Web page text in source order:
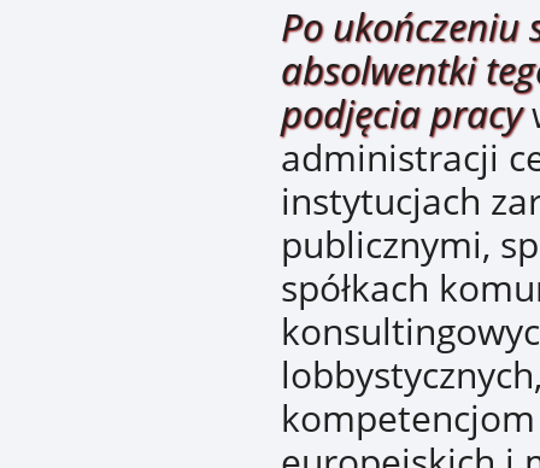
Po ukończeniu
absolwentki
podjęcia pracy
administracji
instytucjach
publicznymi,
spółkach